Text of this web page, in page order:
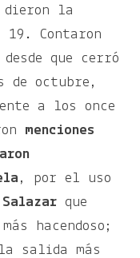
dieron la
Contaron
que cerró
de octubre,
a los once
menciones
, por el uso
Salazar que
hacendoso;
salida más